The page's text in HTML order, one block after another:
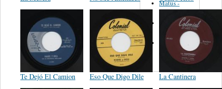
Te Dejó El Camion Eso Que Digo Dile La Cantinera
Matus -
Carleton -
Dixon
Abreu -
Oliverira